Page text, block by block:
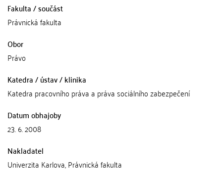
Fakulta / součást
Právnická fakulta
Obor
Právo
Katedra / ústav / klinika
Katedra pracovního práva a práva sociálního zabezpečení
Datum obhajoby
23. 6. 2008
Nakladatel
Univerzita Karlova, Právnická fakulta